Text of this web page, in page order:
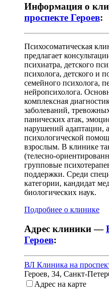
Информация о
проспекте Героев:
Психосоматическая
предлагает
психиатра, детского
психолога, детского и
семейного психолога,
нейропсихолога.
комплексная
заболеваний,
панических атак,
нарушений адаптации,
психологической
взрослым. В клинике
(телесно-
групповые
поддержки. Среди
категории, кандидат
биологических наук.
Подробнее о клинике
Адрес клиники —
Героев:
ВЛ Клиника на
Героев, 34, Санкт-
Адрес на карте